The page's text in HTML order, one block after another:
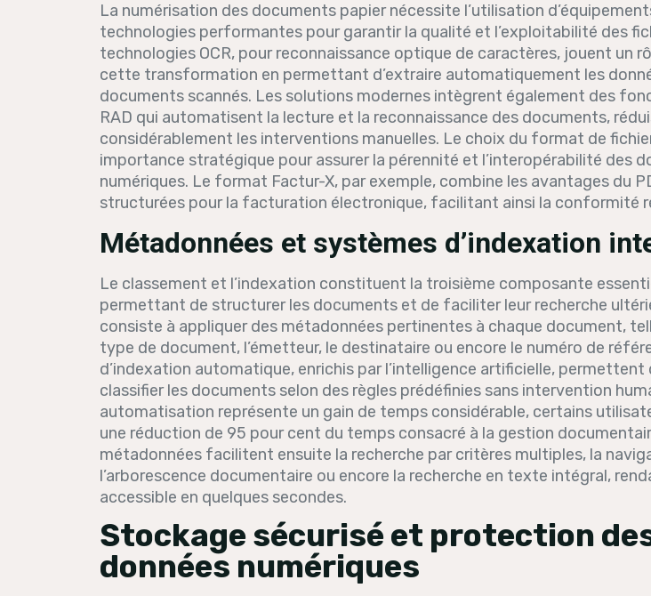
La numérisation des documents papier nécessite l’utilisation
technologies performantes pour garantir la qualité et l’exploitabilité des
technologies OCR, pour reconnaissance optique de caractères, jouent un
cette transformation en permettant d’extraire automatiquement les
documents scannés. Les solutions modernes intègrent également des
RAD qui automatisent la lecture et la reconnaissance des documents,
considérablement les interventions manuelles. Le choix du format de
importance stratégique pour assurer la pérennité et l’interopérabilité des
numériques. Le format Factur-X, par exemple, combine les avantages du
structurées pour la facturation électronique, facilitant ainsi la conformité
Métadonnées et systèmes d’indexation
Le classement et l’indexation constituent la troisième composante
permettant de structurer les documents et de faciliter leur recherche
consiste à appliquer des métadonnées pertinentes à chaque document,
type de document, l’émetteur, le destinataire ou encore le numéro de
d’indexation automatique, enrichis par l’intelligence artificielle, permettent
classifier les documents selon des règles prédéfinies sans intervention
automatisation représente un gain de temps considérable, certains
une réduction de 95 pour cent du temps consacré à la gestion
métadonnées facilitent ensuite la recherche par critères multiples, la
l’arborescence documentaire ou encore la recherche en texte intégral,
accessible en quelques secondes.
Stockage sécurisé et protection
données numériques